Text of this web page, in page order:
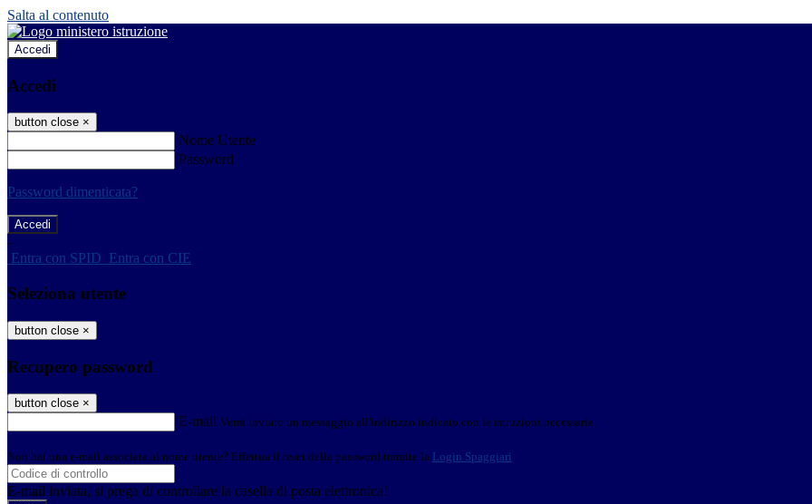
Salta al contenuto
Accedi
Accedi
button close ×
Nome Utente
Password
Password dimenticata?
-
Entra con SPID Entra con CIE
Seleziona utente
button close ×
Recupero password
button close ×
E-mail Verrà inviato un messaggio all'indirizzo indicato con le istruzioni necessarie.
Non hai una e-mail associata al nome utente? Effettua il reset della password tramite la Login Spaggiari
E-mail inviata, si prega di controllare la casella di posta elettronica!